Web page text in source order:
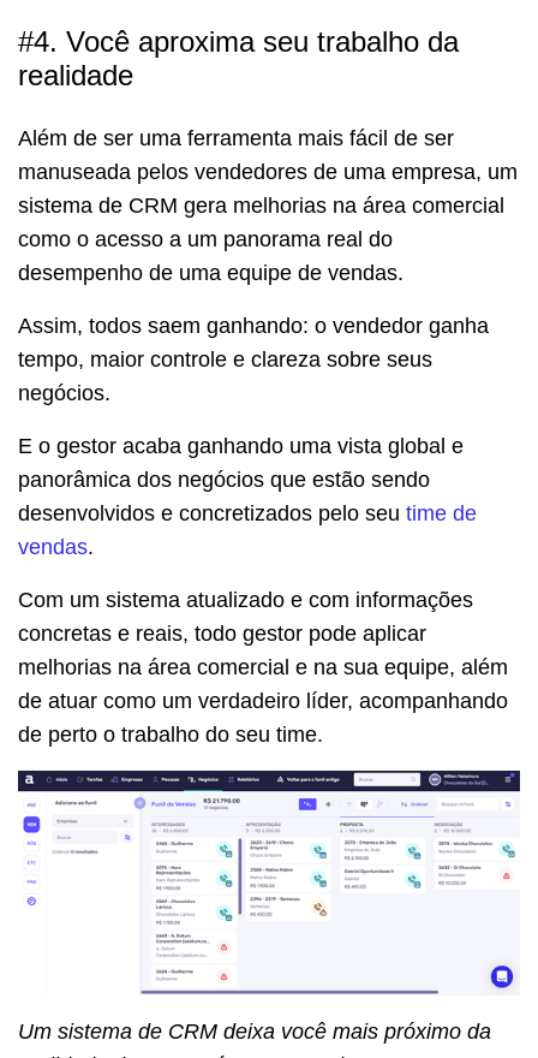
#4. Você aproxima seu trabalho da
realidade
Além de ser uma ferramenta mais fácil de ser
manuseada pelos vendedores de uma empresa, um
sistema de CRM gera melhorias na área comercial
como o acesso a um panorama real do
desempenho de uma equipe de vendas.
Assim, todos saem ganhando: o vendedor ganha
tempo, maior controle e clareza sobre seus
negócios.
E o gestor acaba ganhando uma vista global e
panorâmica dos negócios que estão sendo
desenvolvidos e concretizados pelo seu time de
vendas.
Com um sistema atualizado e com informações
concretas e reais, todo gestor pode aplicar
melhorias na área comercial e na sua equipe, além
de atuar como um verdadeiro líder, acompanhando
de perto o trabalho do seu time.
Um sistema de CRM deixa você mais próximo da